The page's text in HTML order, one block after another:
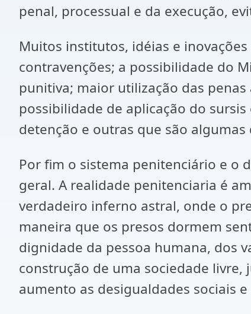
penal, processual e da execução,
Muitos institutos, idéias e
contravenções; a possibilidade do
punitiva; maior utilização das
possibilidade de aplicação do
detenção e outras que são algumas
Por fim o sistema penitenciário e o
geral. A realidade penitenciaria é
verdadeiro inferno astral, onde o
maneira que os presos dormem
dignidade da pessoa humana, dos
construção de uma sociedade
aumento as desigualdades sociais